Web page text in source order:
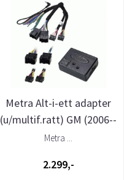
Metra Alt-i-ett adapter
(u/multif.ratt) GM (2006--
>)
Metra ...
2.299,-